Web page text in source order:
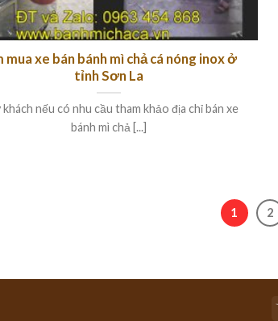
mua xe bán bánh mì chả cá nóng inox ở
tỉnh Sơn La
khách nếu có nhu cầu tham khảo địa chỉ bán xe
bánh mì chả [...]
1 2